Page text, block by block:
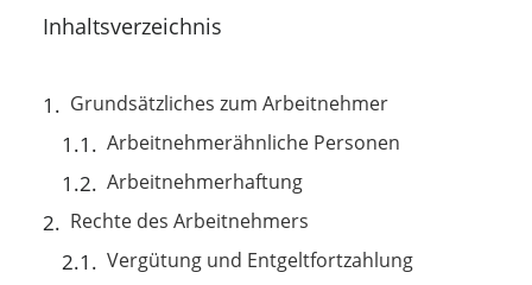
Inhaltsverzeichnis
Grundsätzliches zum Arbeitnehmer
Arbeitnehmerähnliche Personen
Arbeitnehmerhaftung
Rechte des Arbeitnehmers
Vergütung und Entgeltfortzahlung